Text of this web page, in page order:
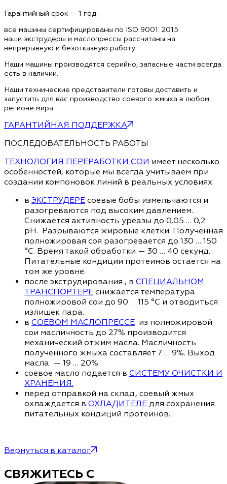
Гарантийный срок — 1 год.
все машины сертифицированы по ISO 9001: 2015
наши экструдеры и маслопрессы рассчитаны на
непрерывную и безотказную работу
Наши машины производятся серийно, запасные части всегда
есть в наличии.
Наши технические представители готовы доставить и
запустить для вас производство соевого жмыха в любом
регионе мира.
ГАРАНТИЙНАЯ ПОДДЕРЖКА
ПОСЛЕДОВАТЕЛЬНОСТЬ РАБОТЫ
ТЕХНОЛОГИЯ ПЕРЕРАБОТКИ СОИ имеет несколько
особенностей, которые мы всегда учитываем при
создании компоновок линий в реальных условиях:
в ЭКСТРУДЕРЕ соевые бобы измельчаются и
разогреваются под высоким давлением.
Снижается активность уреазы до 0,05 … 0,2
pH. Разрываются жировые клетки. Полученная
полножировая соя разогревается до 130 … 150
°С. Время такой обработки — 30 … 40 секунд.
Питательные кондиции протеинов остается на
том же уровне.
после экструдирования , в СПЕЦИАЛЬНОМ
ТРАНСПОРТЕРЕ снижается температура
полножировой сои до 90 … 115 °С и отводиться
излишек пара.
в СОЕВОМ МАСЛОПРЕССЕ из полножировой
сои масличность до 27% производится
механический отжим масла. Масличность
полученного жмыха составляет 7 … 9%. Выход
масла — 19 … 20%.
соевое масло подается в СИСТЕМУ ОЧИСТКИ И
ХРАНЕНИЯ.
перед отправкой на склад, соевый жмых
охлаждается в ОХЛАДИТЕЛЕ для сохранения
питательных кондиций протеинов.
Вернуться в каталог
СВЯЖИТЕСЬ С